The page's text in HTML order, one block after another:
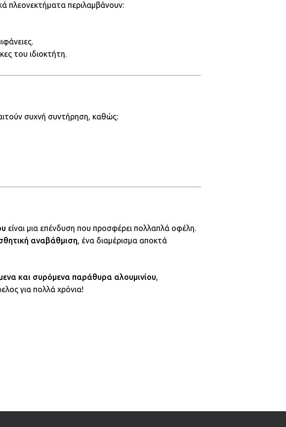
πλεονεκτήματα περιλαμβάνουν:
του ιδιοκτήτη.
συχνή συντήρηση, καθώς:
είναι μια επένδυση που προσφέρει πολλαπλά οφέλη.
αναβάθμιση, ένα διαμέρισμα αποκτά
και συρόμενα παράθυρα αλουμινίου,
για πολλά χρόνια!